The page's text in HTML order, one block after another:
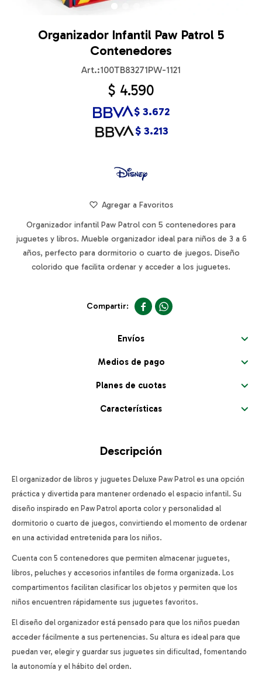
Organizador Infantil Paw Patrol 5
Contenedores
100TB83271PW-1121
$ 4.590
$ 3.213
$ 3.672
Organizador infantil Paw Patrol con 5 contenedores para
juguetes y libros. Mueble organizador ideal para niños de 3 a 6
años, perfecto para dormitorio o cuarto de juegos. Diseño
colorido que facilita ordenar y acceder a los juguetes.
 
Envíos
Medios de pago
Planes de cuotas
Características
Descripción
El organizador de libros y juguetes Deluxe Paw Patrol es una opción
práctica y divertida para mantener ordenado el espacio infantil. Su
diseño inspirado en Paw Patrol aporta color y personalidad al
dormitorio o cuarto de juegos, convirtiendo el momento de ordenar
en una actividad entretenida para los niños.
Cuenta con 5 contenedores que permiten almacenar juguetes,
libros, peluches y accesorios infantiles de forma organizada. Los
compartimentos facilitan clasificar los objetos y permiten que los
niños encuentren rápidamente sus juguetes favoritos.
El diseño del organizador está pensado para que los niños puedan
acceder fácilmente a sus pertenencias. Su altura es ideal para que
puedan ver, elegir y guardar sus juguetes sin dificultad, fomentando
la autonomía y el hábito del orden.